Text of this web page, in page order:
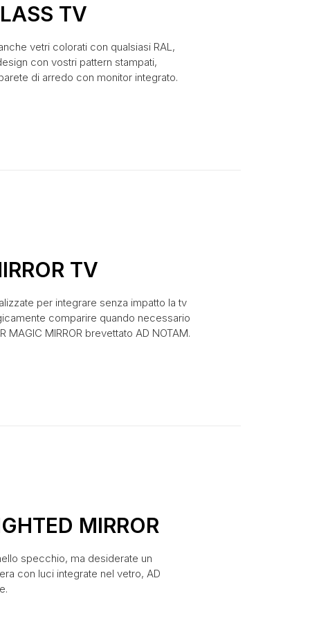
TV
vetri colorati con qualsiasi RAL,
con vostri pattern stampati,
di arredo con monitor integrato.
TV
per integrare senza impatto la tv
comparire quando necessario
MAGIC MIRROR brevettato AD NOTAM.
MIRROR
specchio, ma desiderate un
con luci integrate nel vetro, AD